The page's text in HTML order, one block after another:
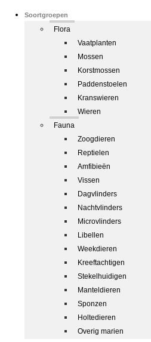
Soortgroepen
Flora
Vaatplanten
Mossen
Korstmossen
Paddenstoelen
Kranswieren
Wieren
Fauna
Zoogdieren
Reptielen
Amfibieën
Vissen
Dagvlinders
Nachtvlinders
Microvlinders
Libellen
Weekdieren
Kreeftachtigen
Stekelhuidigen
Manteldieren
Sponzen
Holtedieren
Overig marien